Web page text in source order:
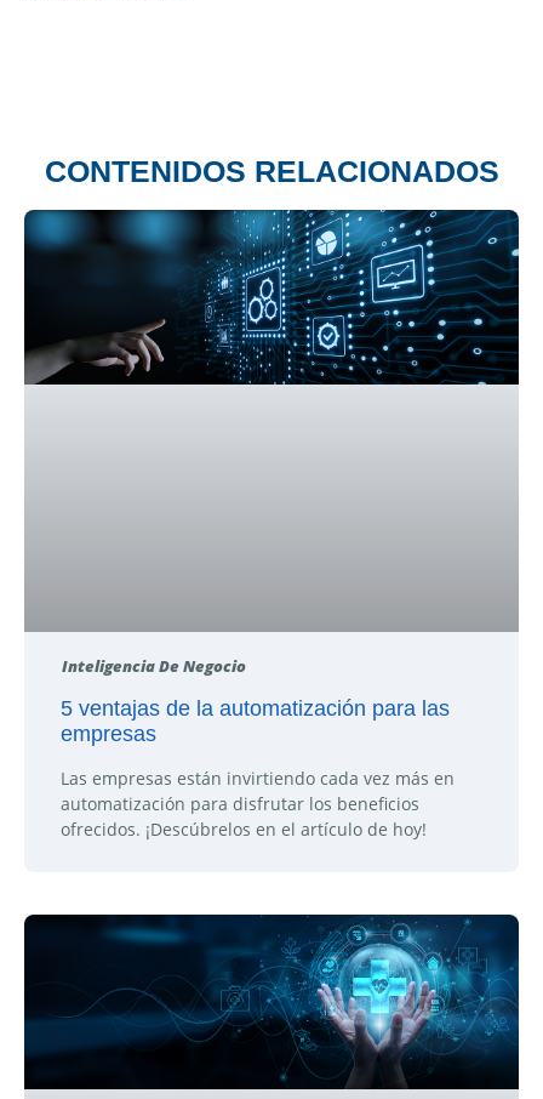
CONTENIDOS RELACIONADOS
Inteligencia De Negocio
5 ventajas de la automatización para las
empresas
Las empresas están invirtiendo cada vez más en
automatización para disfrutar los beneficios
ofrecidos. ¡Descúbrelos en el artículo de hoy!